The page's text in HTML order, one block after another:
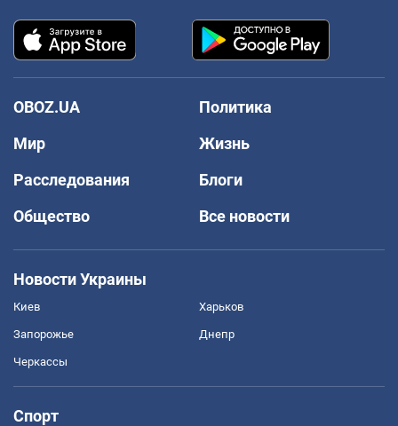
OBOZ.UA
Политика
Мир
Жизнь
Расследования
Блоги
Общество
Все новости
Новости Украины
Киев Харьков
Запорожье Днепр
Черкассы
Спорт